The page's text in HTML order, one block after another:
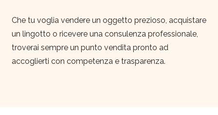
Che tu voglia vendere un oggetto prezioso, acquistare
un lingotto o ricevere una consulenza professionale,
troverai sempre un punto vendita pronto ad
accoglierti con competenza e trasparenza.